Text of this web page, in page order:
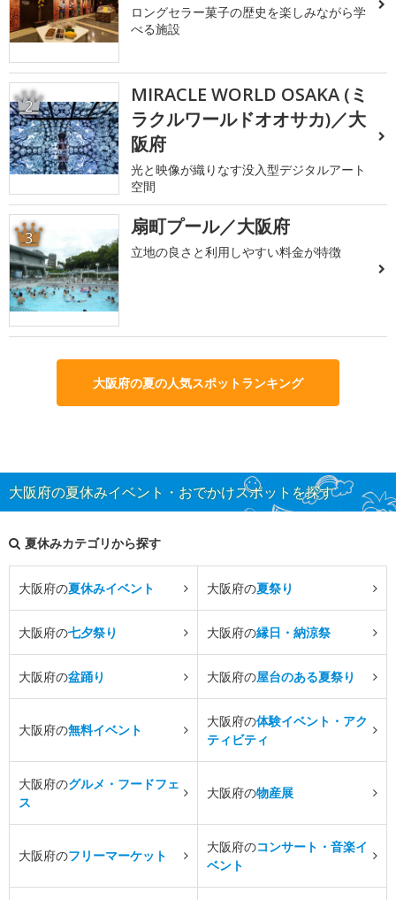
ロングセラー菓子の歴史を楽しみながら学
べる施設
2
MIRACLE WORLD OSAKA (ミ
ラクルワールドオオサカ)／大
阪府
光と映像が織りなす没入型デジタルアート
空間
3 扇町プール／大阪府
立地の良さと利用しやすい料金が特徴
大阪府の夏の人気スポットランキング
大阪府の夏休みイベント・おでかけスポットを探す
夏休みカテゴリから探す
大阪府の夏休みイベント 大阪府の夏祭り
大阪府の七夕祭り 大阪府の縁日・納涼祭
大阪府の盆踊り 大阪府の屋台のある夏祭り
大阪府の無料イベント
大阪府の体験イベント・アク
ティビティ
大阪府のグルメ・フードフェ
ス
大阪府の物産展
大阪府のフリーマーケット
大阪府のコンサート・音楽イ
ベント